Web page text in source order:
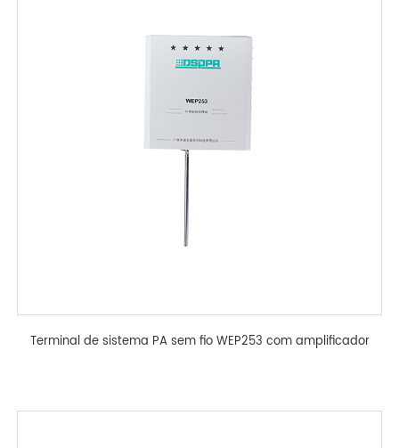
Terminal de sistema PA sem fio WEP253 com amplificador